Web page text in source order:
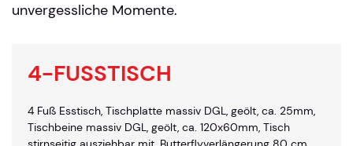
unvergessliche Momente.
4-FUSSTISCH
4 Fuß Esstisch, Tischplatte massiv DGL, geölt, ca. 25mm,
Tischbeine massiv DGL, geölt, ca. 120x60mm, Tisch